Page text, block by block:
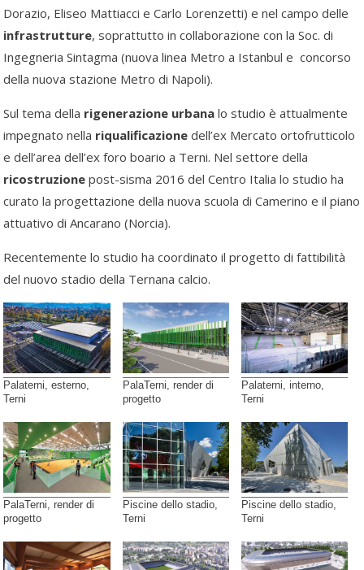
Dorazio, Eliseo Mattiacci e Carlo Lorenzetti) e nel campo delle
infrastrutture, soprattutto in collaborazione con la Soc. di
Ingegneria Sintagma (nuova linea Metro a Istanbul e concorso
della nuova stazione Metro di Napoli).
Sul tema della rigenerazione urbana lo studio è attualmente
impegnato nella riqualificazione dell’ex Mercato ortofrutticolo
e dell’area dell’ex foro boario a Terni. Nel settore della
ricostruzione post-sisma 2016 del Centro Italia lo studio ha
curato la progettazione della nuova scuola di Camerino e il piano
attuativo di Ancarano (Norcia).
Recentemente lo studio ha coordinato il progetto di fattibilità
del nuovo stadio della Ternana calcio.
Palaterni, esterno,
Terni
PalaTerni, render di
progetto
Palaterni, interno,
Terni
PalaTerni, render di
progetto
Piscine dello stadio,
Terni
Piscine dello stadio,
Terni